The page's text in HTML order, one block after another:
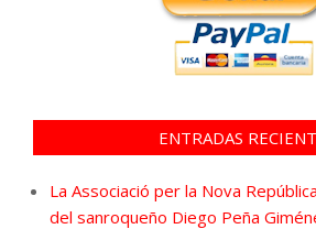
ENTRADAS
La Associació per la Nova
del sanroqueño Diego Peña